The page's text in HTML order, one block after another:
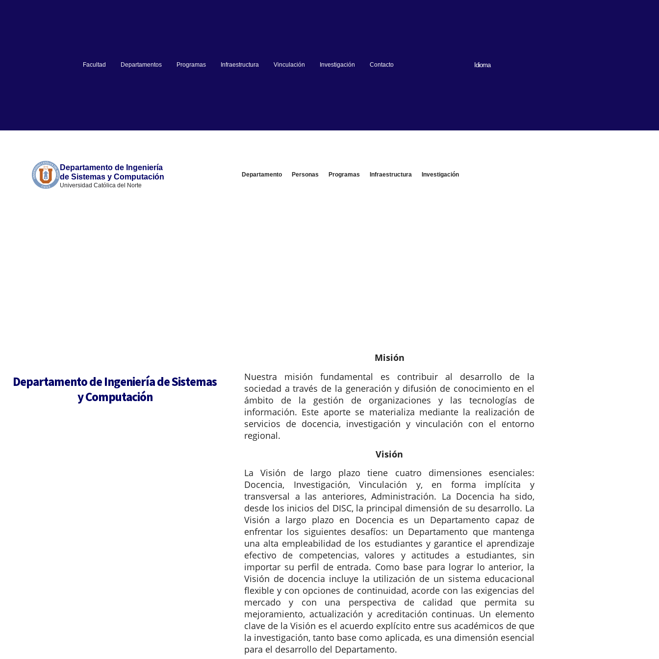
Facultad Departamentos Programas Infraestructura Vinculación Investigación Contacto Idioma
Departamento de Ingeniería
de Sistemas y Computación
Universidad Católica del Norte
Departamento Personas Programas Infraestructura Investigación
Departamento de Ingeniería de Sistemas
y Computación
Misión
Nuestra misión fundamental es contribuir al desarrollo de la
sociedad a través de la generación y difusión de conocimiento en el
ámbito de la gestión de organizaciones y las tecnologías de
información. Este aporte se materializa mediante la realización de
servicios de docencia, investigación y vinculación con el entorno
regional.
Visión
La Visión de largo plazo tiene cuatro dimensiones esenciales:
Docencia, Investigación, Vinculación y, en forma implícita y
transversal a las anteriores, Administración. La Docencia ha sido,
desde los inicios del DISC, la principal dimensión de su desarrollo. La
Visión a largo plazo en Docencia es un Departamento capaz de
enfrentar los siguientes desafíos: un Departamento que mantenga
una alta empleabilidad de los estudiantes y garantice el aprendizaje
efectivo de competencias, valores y actitudes a estudiantes, sin
importar su perfil de entrada. Como base para lograr lo anterior, la
Visión de docencia incluye la utilización de un sistema educacional
flexible y con opciones de continuidad, acorde con las exigencias del
mercado y con una perspectiva de calidad que permita su
mejoramiento, actualización y acreditación continuas. Un elemento
clave de la Visión es el acuerdo explícito entre sus académicos de que
la investigación, tanto base como aplicada, es una dimensión esencial
para el desarrollo del Departamento.